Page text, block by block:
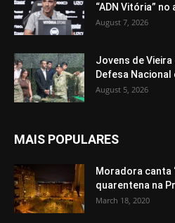
“ADN Vitória”
August 7, 2026
Jovens de Vieira
Defesa Nacional
August 5, 2026
MAIS POPULARES
Moradora canta
quarentena na
March 18, 2020